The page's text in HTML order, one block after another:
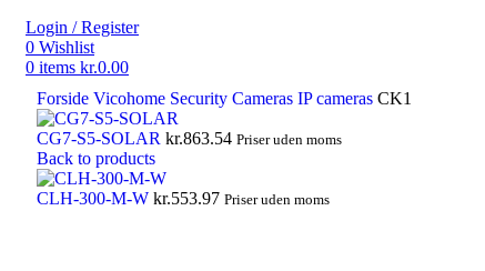
Login / Register
0 Wishlist
0 items kr.0.00
Forside Vicohome Security Cameras IP cameras CK1
CG7-S5-SOLAR kr.863.54 Priser uden moms
Back to products
CLH-300-M-W kr.553.97 Priser uden moms